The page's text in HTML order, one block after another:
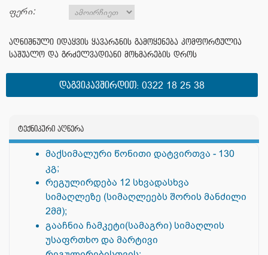
ფერი:
აღნიშნული იდაყვის ყავარჯნის გამოყენება კომფორტულია
საშუალო და გრძელვადიანი მოხმარების დროს
ᲓᲐᲒᲕᲘᲙᲐᲕᲨᲘᲠᲓᲘᲗ:0322 18 25 38
ტექნიკური აღწერა
მაქსიმალური წონითი დატვირთვა - 130
კგ;
რეგულირდება 12 სხვადასხვა
სიმაღლეზე (სიმაღლეებს შორის მანძილი
2მმ);
გააჩნია ჩამკეტი(სამაგრი) სიმაღლის
უსაფრთხო და მარტივი